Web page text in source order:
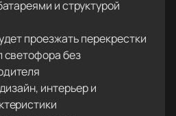
и структурой
проезжать перекрестки
светофора без
интерьер и